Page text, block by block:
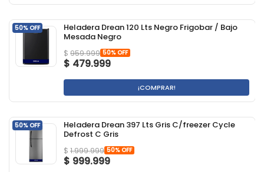
50% OFF
Heladera Drean 120 Lts Negro Frigobar / Bajo
Mesada Negro
$ 959.999 50% OFF
$ 479.999
¡COMPRAR!
50% OFF
Heladera Drean 397 Lts Gris C/freezer Cycle
Defrost C Gris
$ 1.999.999 50% OFF
$ 999.999